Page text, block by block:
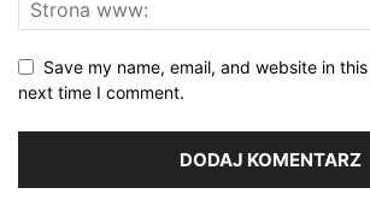
Save my name, email, and website in
next time I comment.